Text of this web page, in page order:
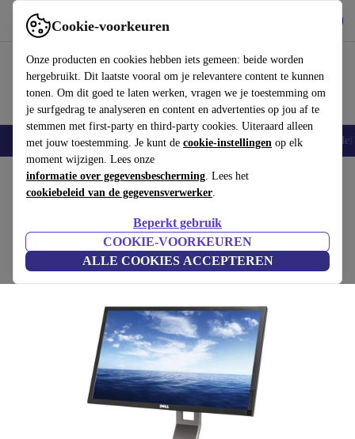
Cookie-voorkeuren
Onze producten en cookies hebben iets gemeen: beide worden
hergebruikt. Dit laatste vooral om je relevantere content te kunnen
tonen. Om dit goed te laten werken, vragen we je toestemming om
je surfgedrag te analyseren en content en advertenties op jou af te
stemmen met first-party en third-party cookies. Uiteraard alleen
met jouw toestemming. Je kunt de cookie-instellingen op elk
moment wijzigen. Lees onze
informatie over gegevensbescherming. Lees het
cookiebeleid van de gegevensverwerker.
Beperkt gebruik
COOKIE-VOORKEUREN
ALLE COOKIES ACCEPTEREN
Gebruik refurbed snel en eenvoudig
Smartphones Laptops Tablets Smartwatches Accessoires
Home Producten Monitoren
Dell P2411H | 24"
incl. voet | Zwart
(Beoordelingen worden verzameld)